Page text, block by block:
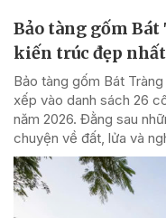
Bảo tàng gốm
kiến trúc đẹp
Bảo tàng gốm Bát
xếp vào danh sách 26
năm 2026. Đằng sau
chuyện về đất, lửa và